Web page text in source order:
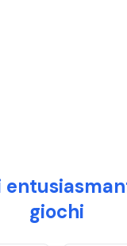
giochi